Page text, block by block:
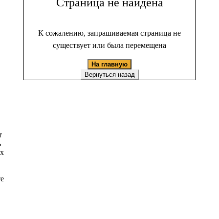
К сожалению, запрашиваемая страница не
существует или была перемещена
На главную
Вернуться назад